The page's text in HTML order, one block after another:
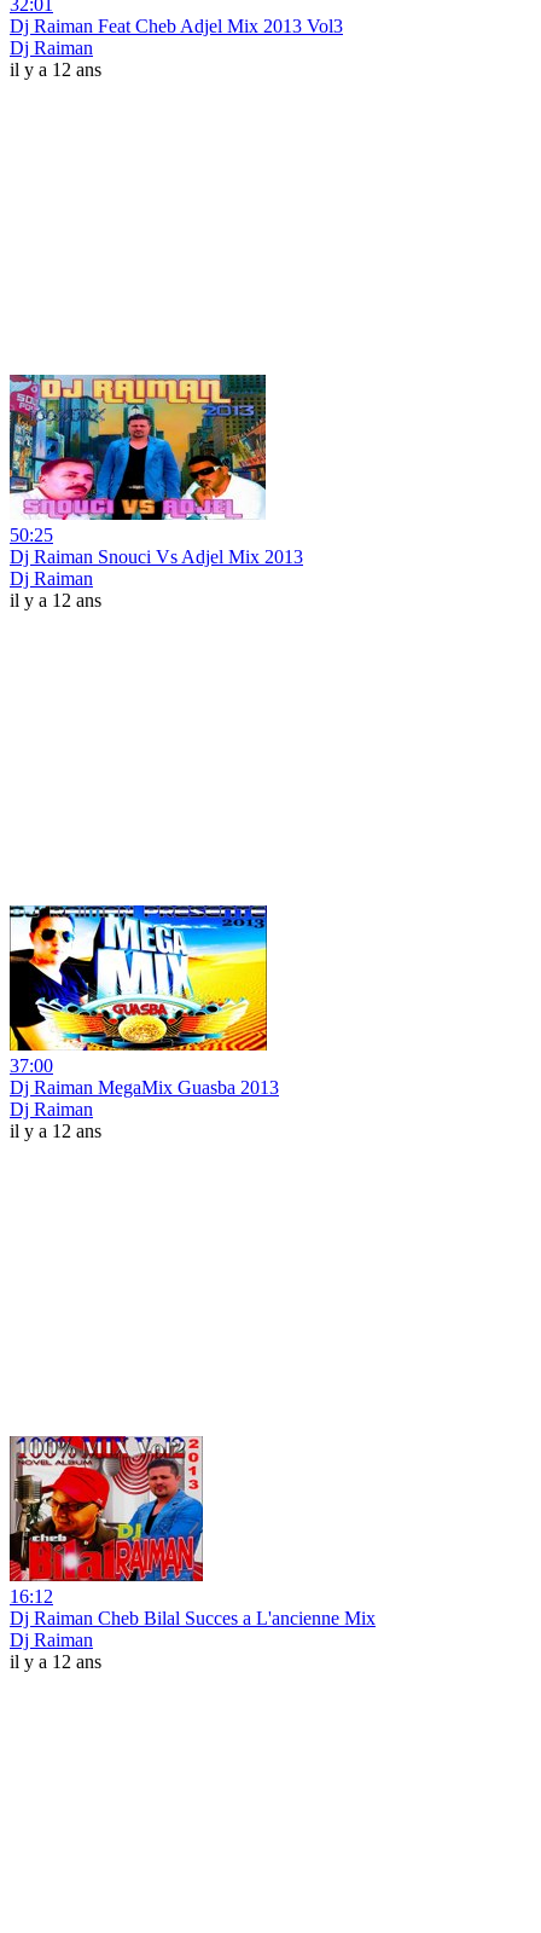
32:01
Dj Raiman Feat Cheb Adjel Mix 2013 Vol3
Dj Raiman
il y a 12 ans
50:25
Dj Raiman Snouci Vs Adjel Mix 2013
Dj Raiman
il y a 12 ans
37:00
Dj Raiman MegaMix Guasba 2013
Dj Raiman
il y a 12 ans
16:12
Dj Raiman Cheb Bilal Succes a L'ancienne Mix
Dj Raiman
il y a 12 ans